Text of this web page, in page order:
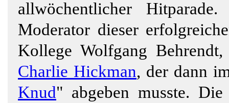
allwöchentlicher
Moderator dieser
Kollege Wolfgang
Charlie Hickman, der dann
Knud" abgeben musste.